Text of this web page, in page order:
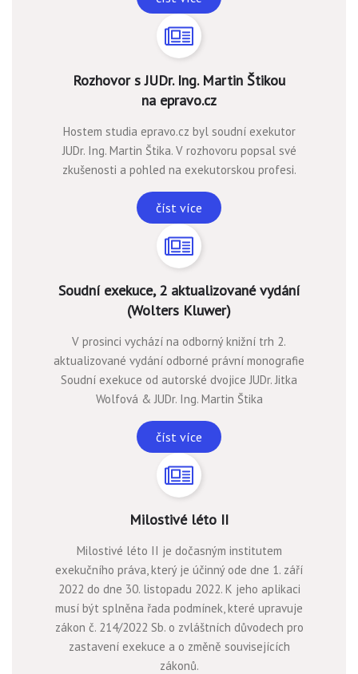
Rozhovor s JUDr. Ing. Martin Štikou
na epravo.cz
Hostem studia epravo.cz byl soudní exekutor
JUDr. Ing. Martin Štika. V rozhovoru popsal své
zkušenosti a pohled na exekutorskou profesi.
číst více
Soudní exekuce, 2 aktualizované vydání
(Wolters Kluwer)
V prosinci vychází na odborný knižní trh 2.
aktualizované vydání odborné právní monografie
Soudní exekuce od autorské dvojice JUDr. Jitka
Wolfová & JUDr. Ing. Martin Štika
číst více
Milostivé léto II
Milostivé léto II je dočasným institutem
exekučního práva, který je účinný ode dne 1. září
2022 do dne 30. listopadu 2022. K jeho aplikaci
musí být splněna řada podmínek, které upravuje
zákon č. 214/2022 Sb. o zvláštních důvodech pro
zastavení exekuce a o změně souvisejících
zákonů.